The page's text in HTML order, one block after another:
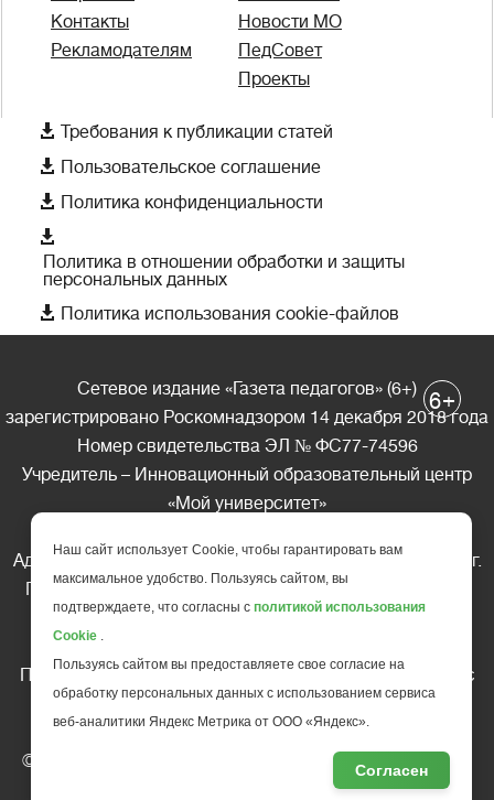
Контакты
Рекламодателям
Новости МО
ПедСовет
Проекты
 Требования к публикации статей
 Пользовательское соглашение
 Политика конфиденциальности

Политика в отношении обработки и защиты
персональных данных
 Политика использования cookie-файлов
Сетевое издание «Газета педагогов» (6+)
зарегистрировано Роскомнадзором 14 декабря 2018 года
Номер свидетельства ЭЛ № ФС77-74596
Учредитель – Инновационный образовательный центр
«Мой университет»
Адрес редакции: 185035 Россия, Республика Карелия, г.
Петрозаводск, ул. Фридриха Энгельса д.10, офис 211
Телефон редакции: +7 (499) 685-10-45
Перепечатка материалов газеты допускается только c
письменного разрешения редакции
Ссылка на «Газету педагогов» обязательна.
© АНО ДПО "Инновационный образовательный центр
повышения квалификации и переподготовки "Мой
6+
Наш сайт использует Cookie, чтобы гарантировать вам
максимальное удобство. Пользуясь сайтом, вы
подтверждаете, что согласны с политикой использования
Cookie .
Пользуясь сайтом вы предоставляете свое согласие на
обработку персональных данных с использованием сервиса
веб-аналитики Яндекс Метрика от ООО «Яндекс».
Согласен